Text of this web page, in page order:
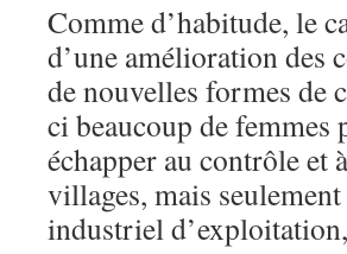
Comme d’habitude, le
d’une amélioration des
de nouvelles formes de
ci beaucoup de
échapper au contrôle et
villages, mais
industriel